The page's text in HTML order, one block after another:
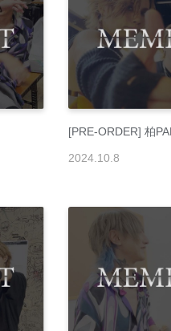
[PRE-ORDER] 柏
2024. 10 8